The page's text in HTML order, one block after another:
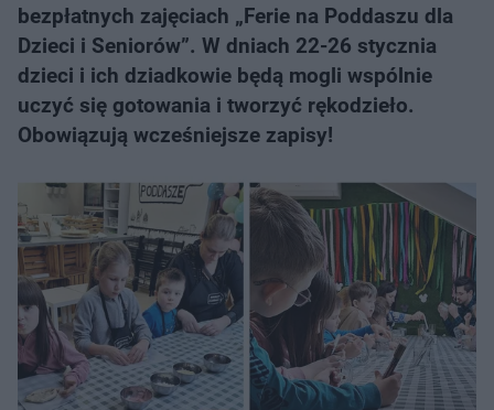
bezpłatnych zajęciach „Ferie na Poddaszu dla
Dzieci i Seniorów”. W dniach 22-26 stycznia
dzieci i ich dziadkowie będą mogli wspólnie
uczyć się gotowania i tworzyć rękodzieło.
Obowiązują wcześniejsze zapisy!